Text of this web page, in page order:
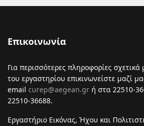
Επικοινωνία
Για περισσότερες πληροφορίες σχετικά
του εργαστηρίου επικινωνείστε μαζί
email curep@aegean.gr ή στα 22510-
22510-36688.
Εργαστήριο Εικόνας, Ήχου και